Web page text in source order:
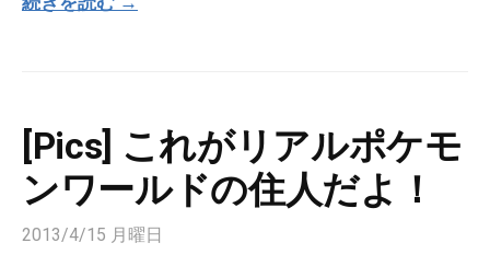
[Pics] これがリアルポケモ
ンワールドの住人だよ！
2013/4/15 月曜日